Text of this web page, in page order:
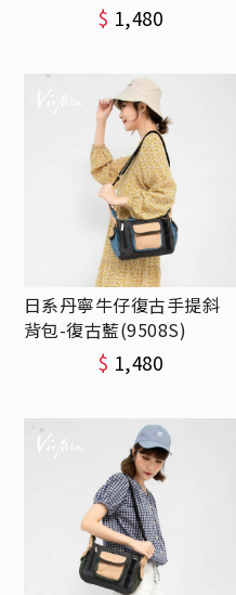
$ 1,480
日系丹寧牛仔復古手提斜
背包-復古藍(9508S)
$ 1,480